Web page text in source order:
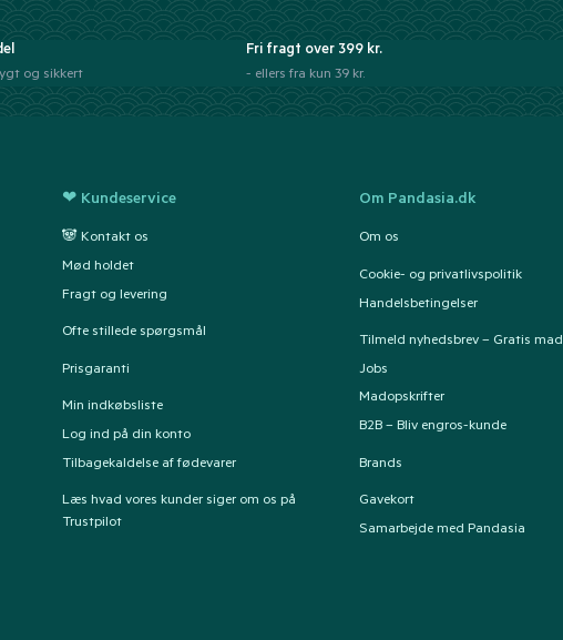
og sikkert
Fri fragt over 399 kr.
- ellers fra kun 39 kr.
❤ Kundeservice
🐼 Kontakt os
Mød holdet
Fragt og levering
Ofte stillede spørgsmål
Prisgaranti
Min indkøbsliste
Log ind på din konto
Tilbagekaldelse af fødevarer
Læs hvad vores kunder siger om os på
Trustpilot
Om Pandasia.dk
Om os
Cookie- og privatlivspolitik
Handelsbetingelser
Tilmeld nyhedsbrev – Gratis mad
Jobs
Madopskrifter
B2B – Bliv engros-kunde
Brands
Gavekort
Samarbejde med Pandasia